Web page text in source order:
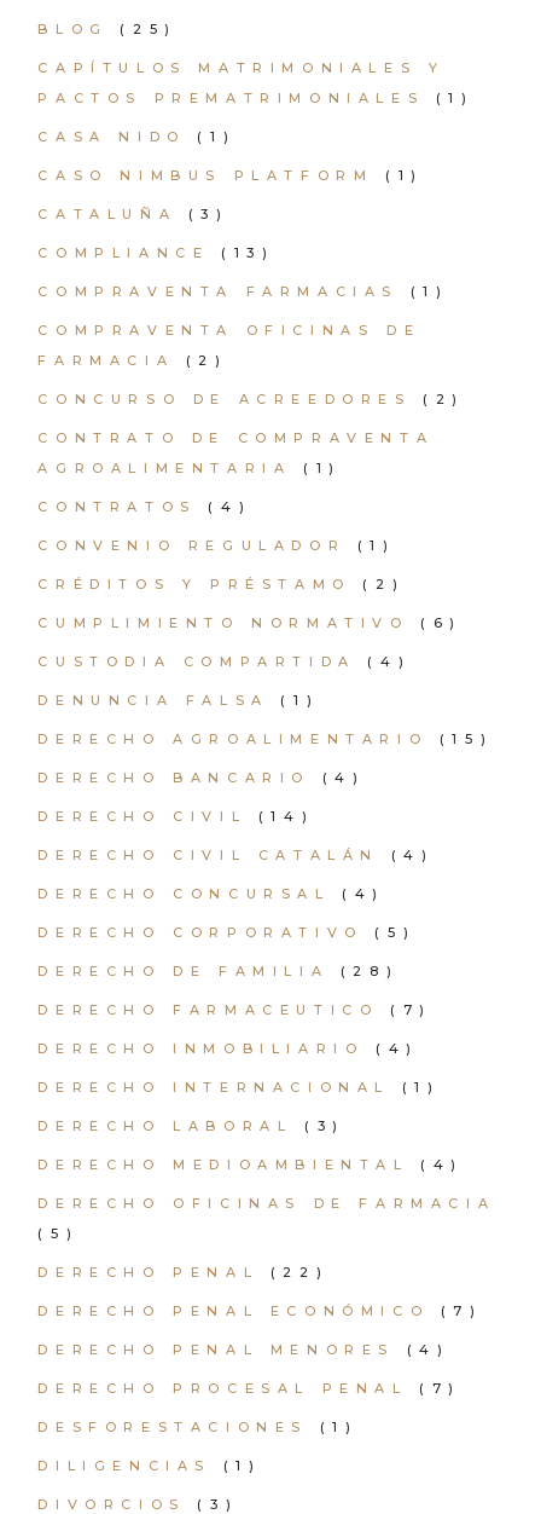
BLOG (25)
CAPÍTULOS MATRIMONIALES Y
PACTOS PREMATRIMONIALES
(1)
CASA NIDO (1)
CASO NIMBUS PLATFORM (1)
CATALUÑA (3)
COMPLIANCE (13)
COMPRAVENTA FARMACIAS (1)
COMPRAVENTA OFICINAS DE
FARMACIA
(2)
CONCURSO DE ACREEDORES (2)
CONTRATO DE COMPRAVENTA
AGROALIMENTARIA
(1)
CONTRATOS (4)
CONVENIO REGULADOR (1)
CRÉDITOS Y PRÉSTAMO (2)
CUMPLIMIENTO NORMATIVO (6)
CUSTODIA COMPARTIDA (4)
DENUNCIA FALSA (1)
DERECHO AGROALIMENTARIO (15)
DERECHO BANCARIO (4)
DERECHO CIVIL (14)
DERECHO CIVIL CATALÁN (4)
DERECHO CONCURSAL (4)
DERECHO CORPORATIVO (5)
DERECHO DE FAMILIA (28)
DERECHO FARMACEUTICO (7)
DERECHO INMOBILIARIO (4)
DERECHO INTERNACIONAL (1)
DERECHO LABORAL (3)
DERECHO MEDIOAMBIENTAL (4)
DERECHO OFICINAS DE FARMACIA
(5)
DERECHO PENAL (22)
DERECHO PENAL ECONÓMICO (7)
DERECHO PENAL MENORES (4)
DERECHO PROCESAL PENAL (7)
DESFORESTACIONES (1)
DILIGENCIAS (1)
DIVORCIOS (3)